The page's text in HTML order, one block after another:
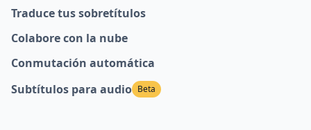
Traduce tus sobretítulos
Colabore con la nube
Conmutación automática
Subtítulos para audio Beta